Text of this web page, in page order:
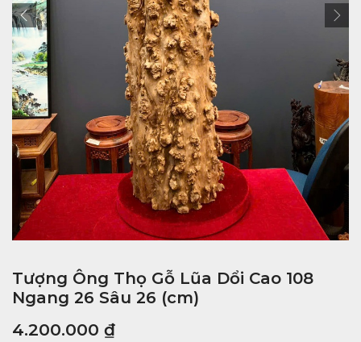
Tượng Ông Thọ Gỗ Lũa Dổi Cao 108
Ngang 26 Sâu 26 (cm)
4.200.000 ₫